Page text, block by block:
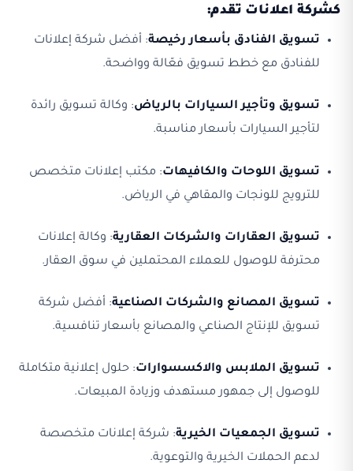
كشركة اعلانات تقدم:
تسويق الفنادق بأسعار رخيصة: أفضل شركة إعلانات
للفنادق مع خطط تسويق فعّالة وواضحة.
تسويق وتأجير السيارات بالرياض: وكالة تسويق رائدة
لتأجير السيارات بأسعار مناسبة.
تسويق اللوحات والكافيهات: مكتب إعلانات متخصص
للترويج للونجات والمقاهي في الرياض.
تسويق العقارات والشركات العقارية: وكالة إعلانات
محترفة للوصول للعملاء المحتملين في سوق العقار.
تسويق المصانع والشركات الصناعية: أفضل شركة
تسويق للإنتاج الصناعي والمصانع بأسعار تنافسية.
تسويق الملابس والاكسسوارات: حلول إعلانية متكاملة
للوصول إلى جمهور مستهدف وزيادة المبيعات.
تسويق الجمعيات الخيرية: شركة إعلانات متخصصة
لدعم الحملات الخيرية والتوعوية.